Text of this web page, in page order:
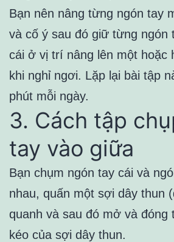
Bạn nên nâng từng ngón tay
và cố ý sau đó giữ từng ngón
cái ở vị trí nâng lên một hoặc
khi nghỉ ngơi. Lặp lại bài tập
phút mỗi ngày.
3. Cách tập
tay vào giữa
Bạn chụm ngón tay cái và
nhau, quấn một sợi dây thun
quanh và sau đó mở và đóng
kéo của sợi dây thun.